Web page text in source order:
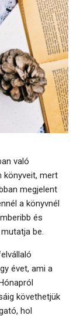
való
könyveit, mert
megjelent
a könyvnél
és
be.
évet, ami a
követhetjük
hol